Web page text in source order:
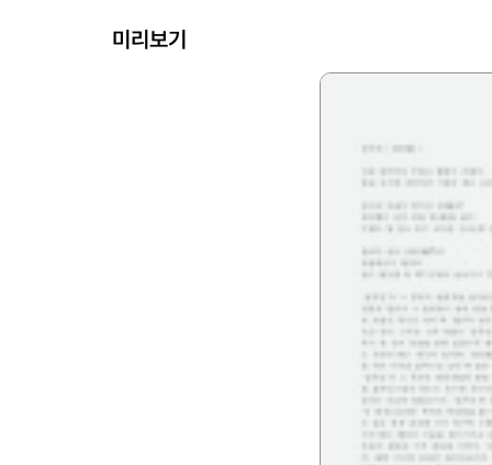
미리보기